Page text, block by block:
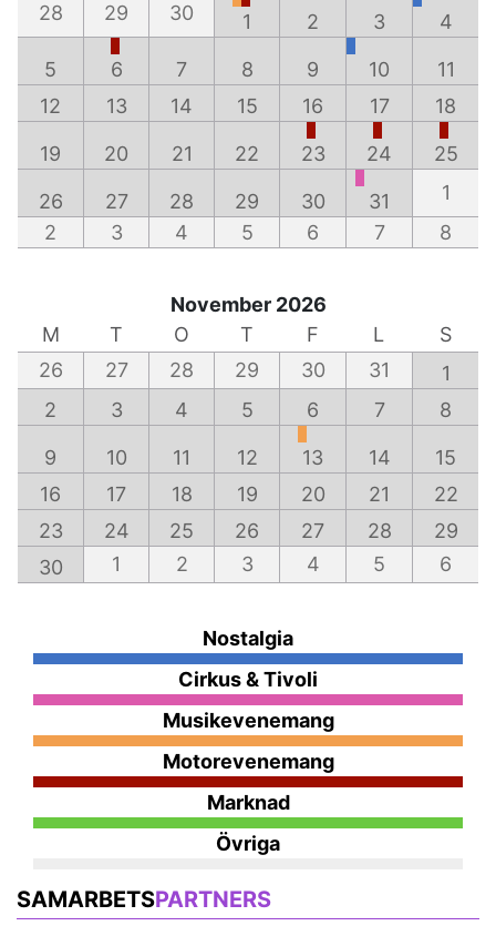
28
29 30 1 2 3 4
5 6 7 8 9 10
11
12
13 14 15 16 17 18
19 20 21 22 23 24 25
26 27 28 29 30 31
1
2
3 4 5 6 7 8
November 2026
M
T O T F L
S
26
27 28 29 30 31
1
2
3 4 5 6 7 8
9 10 11 12 13 14
15
16
17 18 19 20 21
22
23
24 25 26 27 28
29
30
1 2 3 4 5 6
Nostalgia
Cirkus & Tivoli
Musikevenemang
Motorevenemang
Marknad
Övriga
SAMARBETSPARTNERS